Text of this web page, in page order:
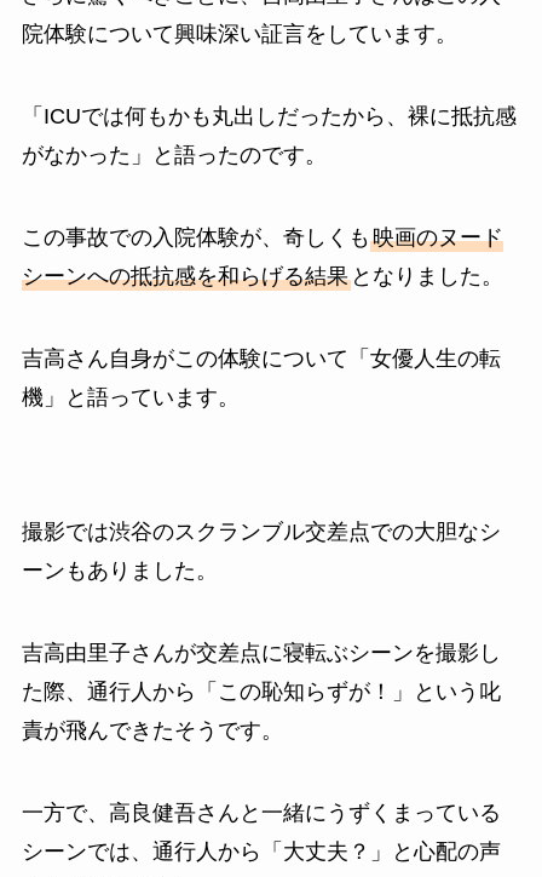
院体験について興味深い証言をしています。
「ICUでは何もかも丸出しだったから、裸に抵抗感
がなかった」と語ったのです。
この事故での入院体験が、奇しくも映画のヌード
シーンへの抵抗感を和らげる結果となりました。
吉高さん自身がこの体験について「女優人生の転
機」と語っています。
撮影では渋谷のスクランブル交差点での大胆なシ
ーンもありました。
吉高由里子さんが交差点に寝転ぶシーンを撮影し
た際、通行人から「この恥知らずが！」という叱
責が飛んできたそうです。
一方で、高良健吾さんと一緒にうずくまっている
シーンでは、通行人から「大丈夫？」と心配の声